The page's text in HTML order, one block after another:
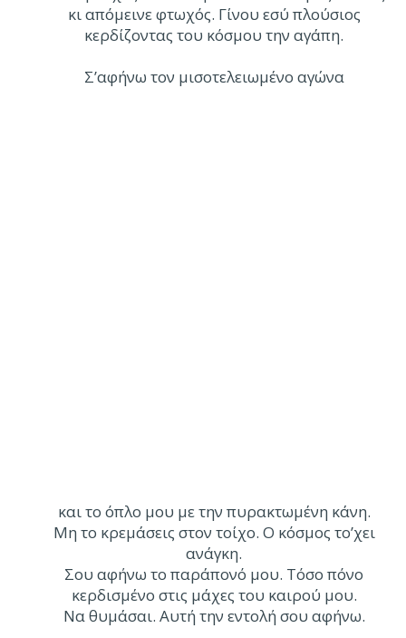
κι απόμεινε φτωχός. Γίνου εσύ πλούσιος
κερδίζοντας του κόσμου την αγάπη.
Σ’αφήνω τον μισοτελειωμένο αγώνα
και το όπλο μου με την πυρακτωμένη κάνη.
Μη το κρεμάσεις στον τοίχο. Ο κόσμος το’χει
ανάγκη.
Σου αφήνω το παράπονό μου. Τόσο πόνο
κερδισμένο στις μάχες του καιρού μου.
Να θυμάσαι. Αυτή την εντολή σου αφήνω.